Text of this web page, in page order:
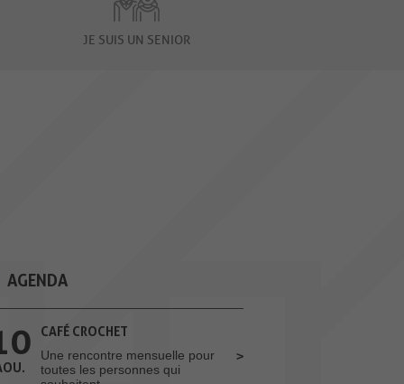
JE SUIS UN SENIOR
AGENDA
CAFÉ CROCHET
Une rencontre mensuelle pour
toutes les personnes qui